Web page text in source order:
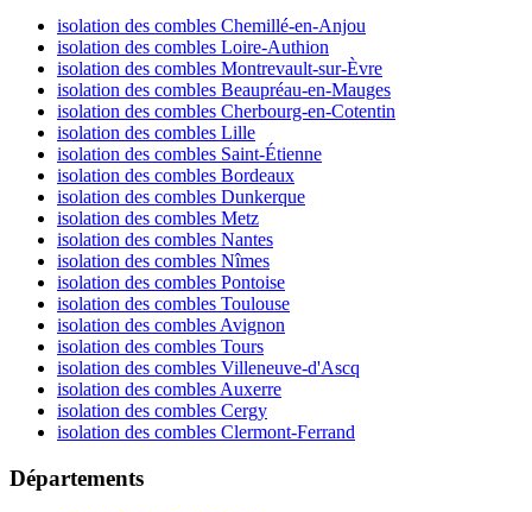
isolation des combles Chemillé-en-Anjou
isolation des combles Loire-Authion
isolation des combles Montrevault-sur-Èvre
isolation des combles Beaupréau-en-Mauges
isolation des combles Cherbourg-en-Cotentin
isolation des combles Lille
isolation des combles Saint-Étienne
isolation des combles Bordeaux
isolation des combles Dunkerque
isolation des combles Metz
isolation des combles Nantes
isolation des combles Nîmes
isolation des combles Pontoise
isolation des combles Toulouse
isolation des combles Avignon
isolation des combles Tours
isolation des combles Villeneuve-d'Ascq
isolation des combles Auxerre
isolation des combles Cergy
isolation des combles Clermont-Ferrand
Départements